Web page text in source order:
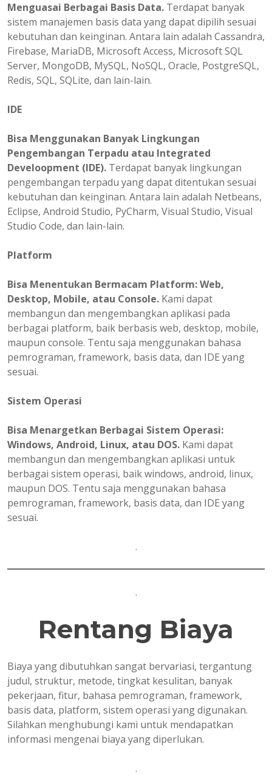
Menguasai Berbagai Basis Data. Terdapat banyak
sistem manajemen basis data yang dapat dipilih sesuai
kebutuhan dan keinginan. Antara lain adalah Cassandra,
Firebase, MariaDB, Microsoft Access, Microsoft SQL
Server, MongoDB, MySQL, NoSQL, Oracle, PostgreSQL,
Redis, SQL, SQLite, dan lain-lain.
IDE
Bisa Menggunakan Banyak Lingkungan
Pengembangan Terpadu atau Integrated
Develoopment (IDE). Terdapat banyak lingkungan
pengembangan terpadu yang dapat ditentukan sesuai
kebutuhan dan keinginan. Antara lain adalah Netbeans,
Eclipse, Android Studio, PyCharm, Visual Studio, Visual
Studio Code, dan lain-lain.
Platform
Bisa Menentukan Bermacam Platform: Web,
Desktop, Mobile, atau Console. Kami dapat
membangun dan mengembangkan aplikasi pada
berbagai platform, baik berbasis web, desktop, mobile,
maupun console. Tentu saja menggunakan bahasa
pemrograman, framework, basis data, dan IDE yang
sesuai.
Sistem Operasi
Bisa Menargetkan Berbagai Sistem Operasi:
Windows, Android, Linux, atau DOS. Kami dapat
membangun dan mengembangkan aplikasi untuk
berbagai sistem operasi, baik windows, android, linux,
maupun DOS. Tentu saja menggunakan bahasa
pemrograman, framework, basis data, dan IDE yang
sesuai.
.
.
Rentang Biaya
Biaya yang dibutuhkan sangat bervariasi, tergantung
judul, struktur, metode, tingkat kesulitan, banyak
pekerjaan, fitur, bahasa pemrograman, framework,
basis data, platform, sistem operasi yang digunakan.
Silahkan menghubungi kami untuk mendapatkan
informasi mengenai biaya yang diperlukan.
.